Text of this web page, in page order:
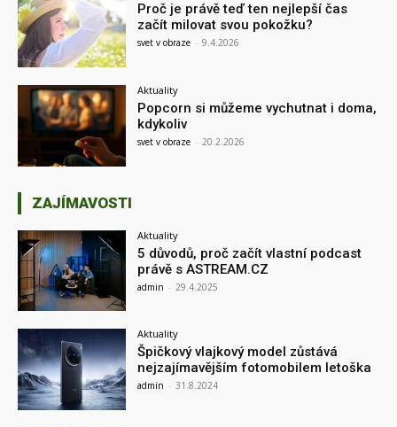
Proč je právě teď ten nejlepší čas
začít milovat svou pokožku?
svet v obraze - 9.4.2026
Aktuality
Popcorn si můžeme vychutnat i doma,
kdykoliv
svet v obraze - 20.2.2026
ZAJÍMAVOSTI
Aktuality
5 důvodů, proč začít vlastní podcast
právě s ASTREAM.CZ
admin - 29.4.2025
Aktuality
Špičkový vlajkový model zůstává
nejzajímavějším fotomobilem letoška
admin - 31.8.2024